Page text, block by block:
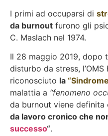
I primi ad occuparsi di
da burnout furono gli
C. Maslach nel 1974.
Il 28 maggio 2019, dopo
disturbo da stress,
riconosciuto la
malattia a “fenomeno
da burnout viene definita
da lavoro cronico che
successo“.